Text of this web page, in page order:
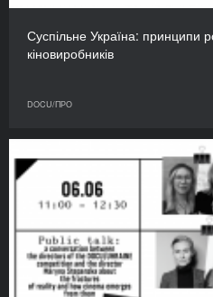
Суспільне Україна: принципи
кіновиробників
DOCU/ПРО